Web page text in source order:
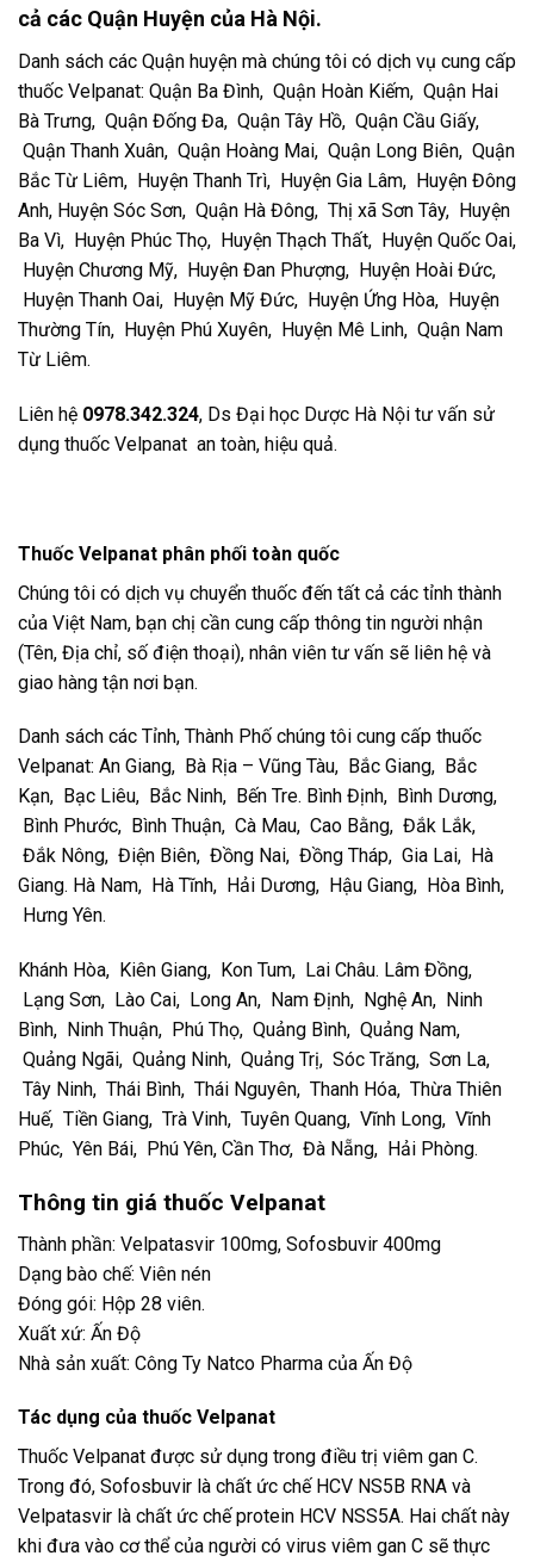
cả các Quận Huyện của Hà Nội.
Danh sách các Quận huyện mà chúng tôi có dịch vụ cung cấp
thuốc Velpanat: Quận Ba Đình, Quận Hoàn Kiếm, Quận Hai
Bà Trưng, Quận Đống Đa, Quận Tây Hồ, Quận Cầu Giấy,
Quận Thanh Xuân, Quận Hoàng Mai, Quận Long Biên, Quận
Bắc Từ Liêm, Huyện Thanh Trì, Huyện Gia Lâm, Huyện Đông
Anh, Huyện Sóc Sơn, Quận Hà Đông, Thị xã Sơn Tây, Huyện
Ba Vì, Huyện Phúc Thọ, Huyện Thạch Thất, Huyện Quốc Oai,
Huyện Chương Mỹ, Huyện Đan Phượng, Huyện Hoài Đức,
Huyện Thanh Oai, Huyện Mỹ Đức, Huyện Ứng Hòa, Huyện
Thường Tín, Huyện Phú Xuyên, Huyện Mê Linh, Quận Nam
Từ Liêm.
Liên hệ 0978.342.324, Ds Đại học Dược Hà Nội tư vấn sử
dụng thuốc Velpanat an toàn, hiệu quả.
Thuốc Velpanat phân phối toàn quốc
Chúng tôi có dịch vụ chuyển thuốc đến tất cả các tỉnh thành
của Việt Nam, bạn chị cần cung cấp thông tin người nhận
(Tên, Địa chỉ, số điện thoại), nhân viên tư vấn sẽ liên hệ và
giao hàng tận nơi bạn.
Danh sách các Tỉnh, Thành Phố chúng tôi cung cấp thuốc
Velpanat: An Giang, Bà Rịa – Vũng Tàu, Bắc Giang, Bắc
Kạn, Bạc Liêu, Bắc Ninh, Bến Tre. Bình Định, Bình Dương,
Bình Phước, Bình Thuận, Cà Mau, Cao Bằng, Đắk Lắk,
Đắk Nông, Điện Biên, Đồng Nai, Đồng Tháp, Gia Lai, Hà
Giang. Hà Nam, Hà Tĩnh, Hải Dương, Hậu Giang, Hòa Bình,
Hưng Yên.
Khánh Hòa, Kiên Giang, Kon Tum, Lai Châu. Lâm Đồng,
Lạng Sơn, Lào Cai, Long An, Nam Định, Nghệ An, Ninh
Bình, Ninh Thuận, Phú Thọ, Quảng Bình, Quảng Nam,
Quảng Ngãi, Quảng Ninh, Quảng Trị, Sóc Trăng, Sơn La,
Tây Ninh, Thái Bình, Thái Nguyên, Thanh Hóa, Thừa Thiên
Huế, Tiền Giang, Trà Vinh, Tuyên Quang, Vĩnh Long, Vĩnh
Phúc, Yên Bái, Phú Yên, Cần Thơ, Đà Nẵng, Hải Phòng.
Thông tin giá thuốc Velpanat
Thành phần: Velpatasvir 100mg, Sofosbuvir 400mg
Dạng bào chế: Viên nén
Đóng gói: Hộp 28 viên.
Xuất xứ: Ấn Độ
Nhà sản xuất: Công Ty Natco Pharma của Ấn Độ
Tác dụng của thuốc Velpanat
Thuốc Velpanat được sử dụng trong điều trị viêm gan C.
Trong đó, Sofosbuvir là chất ức chế HCV NS5B RNA và
Velpatasvir là chất ức chế protein HCV NSS5A. Hai chất này
khi đưa vào cơ thể của người có virus viêm gan C sẽ thực